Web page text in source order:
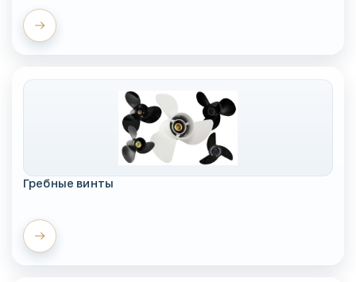
Гребные винты